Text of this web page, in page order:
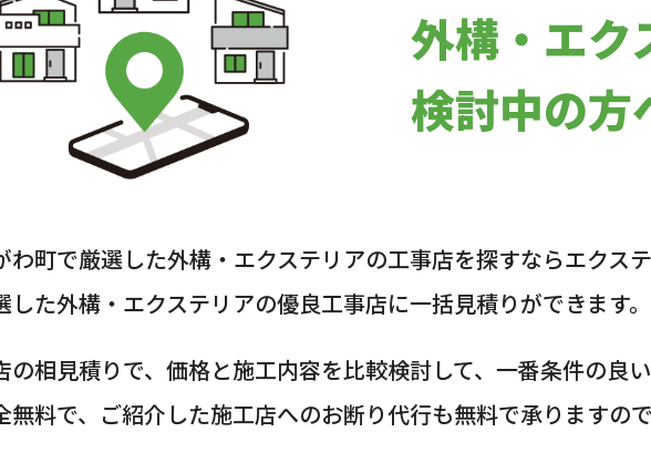
外構・エク
検討中の方
わ町で厳選した外構・エクステリアの工事店を探すならエクステ
した外構・エクステリアの優良工事店に一括見積りができます。
の相見積りで、価格と施工内容を比較検討して、一番条件の良
無料で、ご紹介した施工店へのお断り代行も無料で承りますの